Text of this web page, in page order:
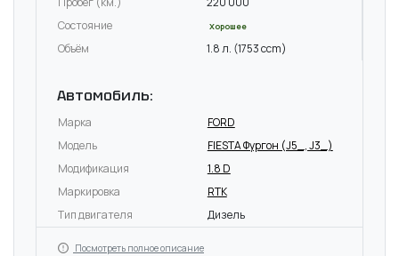
Состояние
Хорошее
Объём 1.8 л. (1753 ccm)
Автомобиль:
Марка
FORD
Модель
FIESTA Фургон (J5_, J3_)
Модификация
1.8 D
Маркировка
RTK
Тип двигателя
Дизель
Посмотреть полное описание